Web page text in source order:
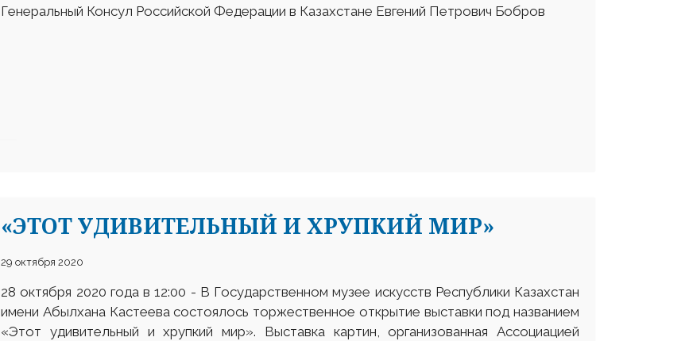
Генеральный Консул Российской Федерации в Казахстане Евгений Петрович Бобров
«ЭТОТ УДИВИТЕЛЬНЫЙ И ХРУПКИЙ МИР»
29 октября 2020
28 октября 2020 года в 12:00 - В Государственном музее искусств Республики Казахстан
имени Абылхана Кастеева состоялось торжественное открытие выставки под названием
«Этот удивительный и хрупкий мир». Выставка картин, организованная Ассоциацией